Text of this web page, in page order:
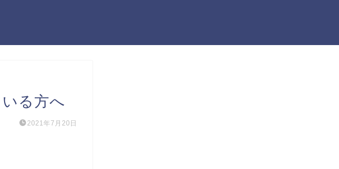
る方へ
2021年7月20日